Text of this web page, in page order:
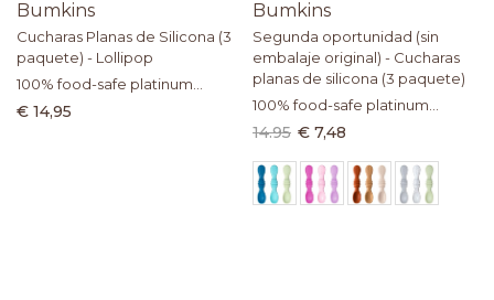
Bumkins
Cucharas Planas de Silicona (3
paquete) - Lollipop
100% food-safe platinum
silicone
€ 14,95
Bumkins
Segunda oportunidad (sin
embalaje original) - Cucharas
planas de silicona (3 paquete)
100% food-safe platinum
silicone
14.95 € 7,48